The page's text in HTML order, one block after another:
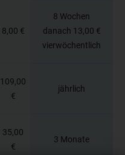
8,00 €
8 Wochen
danach 13,00 €
vierwöchentlich
109,00
€
jährlich
35,00
€
3 Monate